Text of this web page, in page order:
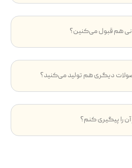
هم قبول می‌کنین؟
دیگری هم تولید می‌کنید؟
را پیگیری کنم؟